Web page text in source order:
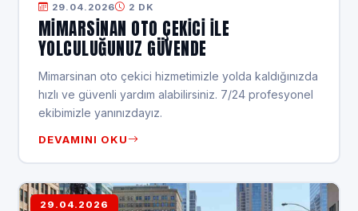
29.04.2026 2 DK
MIMARSINAN OTO ÇEKICI ILE
YOLCULUĞUNUZ GÜVENDE
Mimarsinan oto çekici hizmetimizle yolda kaldığınızda
hızlı ve güvenli yardım alabilirsiniz. 7/24 profesyonel
ekibimizle yanınızdayız.
DEVAMINI OKU
29.04.2026